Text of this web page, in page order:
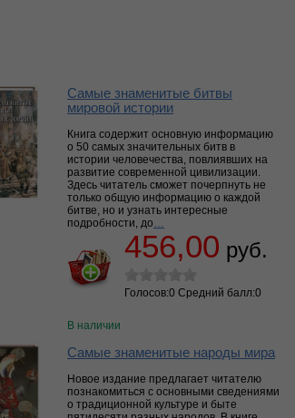
Самые знаменитые битвы
мировой истории
Книга содержит основную информацию
о 50 самых значительных битв в
истории человечества, повлиявших на
развитие современной цивилизации.
Здесь читатель сможет почерпнуть не
только общую информацию о каждой
битве, но и узнать интересные
подробности, до…
456,00 руб.
Голосов:0 Средний балл:0
В наличии
Самые знаменитые народы мира
Новое издание предлагает читателю
познакомиться с основными сведениями
о традиционной культуре и быте